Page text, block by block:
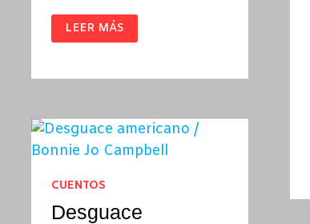
CARTAS
DESDE
EL
DARIO
LEER MÁS
CUENTOS
Desguace